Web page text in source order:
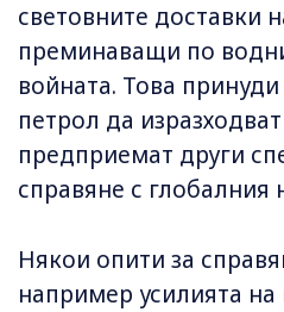
световните доставки
преминаващи по
войната. Това
петрол да
предприемат други
справяне с глобалния
Някои опити за
например усилията